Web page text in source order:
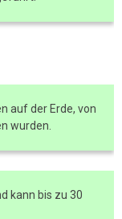
auf der Erde, von
wurden.
kann bis zu 30